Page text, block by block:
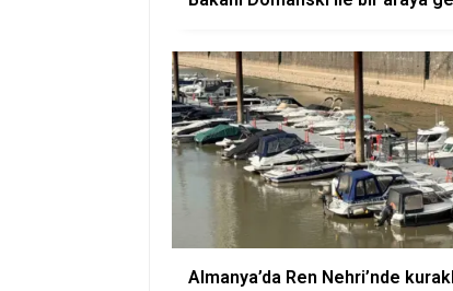
Almanya’da Ren Nehri’nde